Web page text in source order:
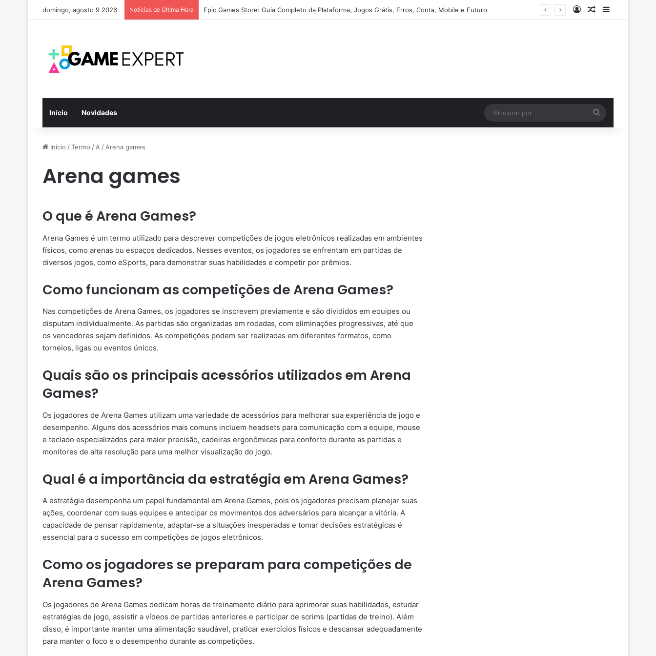
domingo, agosto 9 2026 Notícias de Última Hora Epic Games Store: Guia Completo da Plataforma, Jogos Grátis, Erros, Conta, Mobile e Futuro EntrarArtigo aleatório
Barra Lateral
Início Novidades
por
Início /Termo / A / Arena games
Arena games
O que é Arena Games?
Arena Games é um termo utilizado para descrever competições de jogos eletrônicos realizadas em ambientes
físicos, como arenas ou espaços dedicados. Nesses eventos, os jogadores se enfrentam em partidas de
diversos jogos, como eSports, para demonstrar suas habilidades e competir por prêmios.
Como funcionam as competições de Arena Games?
Nas competições de Arena Games, os jogadores se inscrevem previamente e são divididos em equipes ou
disputam individualmente. As partidas são organizadas em rodadas, com eliminações progressivas, até que
os vencedores sejam definidos. As competições podem ser realizadas em diferentes formatos, como
torneios, ligas ou eventos únicos.
Quais são os principais acessórios utilizados em Arena
Games?
Os jogadores de Arena Games utilizam uma variedade de acessórios para melhorar sua experiência de jogo e
desempenho. Alguns dos acessórios mais comuns incluem headsets para comunicação com a equipe, mouse
e teclado especializados para maior precisão, cadeiras ergonômicas para conforto durante as partidas e
monitores de alta resolução para uma melhor visualização do jogo.
Qual é a importância da estratégia em Arena Games?
A estratégia desempenha um papel fundamental em Arena Games, pois os jogadores precisam planejar suas
ações, coordenar com suas equipes e antecipar os movimentos dos adversários para alcançar a vitória. A
capacidade de pensar rapidamente, adaptar-se a situações inesperadas e tomar decisões estratégicas é
essencial para o sucesso em competições de jogos eletrônicos.
Como os jogadores se preparam para competições de
Arena Games?
Os jogadores de Arena Games dedicam horas de treinamento diário para aprimorar suas habilidades, estudar
estratégias de jogo, assistir a vídeos de partidas anteriores e participar de scrims (partidas de treino). Além
disso, é importante manter uma alimentação saudável, praticar exercícios físicos e descansar adequadamente
para manter o foco e o desempenho durante as competições.